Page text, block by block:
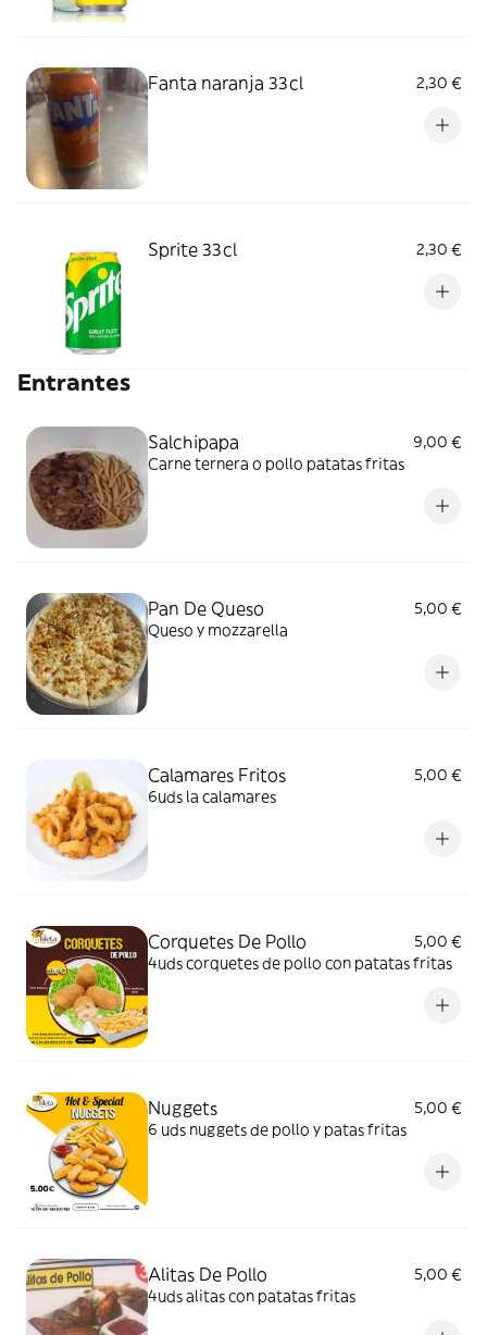
Fanta naranja 33cl 2,30 €
Sprite 33cl 2,30 €
Entrantes
Salchipapa
9,00 €
Carne ternera o pollo patatas fritas
Pan De Queso
5,00 €
Queso y mozzarella
Calamares Fritos
5,00 €
6uds la calamares
Corquetes De Pollo
5,00 €
4uds corquetes de pollo con patatas fritas
Nuggets
5,00 €
6 uds nuggets de pollo y patas fritas
Alitas De Pollo
5,00 €
4uds alitas con patatas fritas